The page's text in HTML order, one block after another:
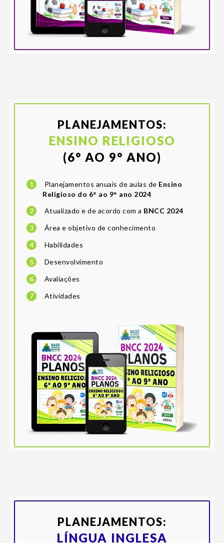
PLANEJAMENTOS:
ENSINO RELIGIOSO
(6° AO 9° ANO)
1 Planejamentos anuais de aulas de Ensino
Religioso do 6° ao 9° ano 2024
2
Atualizado e de acordo com a BNCC 2024
3
Área e objetivo de conhecimento
4
Habilidades
5
Desenvolvimento
6
Avaliações
7
Atividades
PLANEJAMENTOS:
LÍNGUA INGLESA